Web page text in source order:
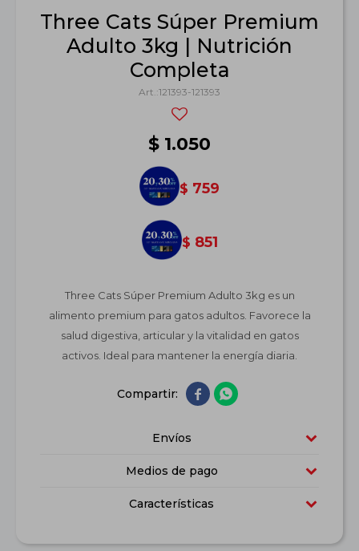
Three Cats Súper Premium
Adulto 3kg | Nutrición
Completa
121393-121393
$ 1.050
$ 759
$ 851
Three Cats Súper Premium Adulto 3kg es un
alimento premium para gatos adultos. Favorece la
salud digestiva, articular y la vitalidad en gatos
activos. Ideal para mantener la energía diaria.
 
Envíos
Medios de pago
Características